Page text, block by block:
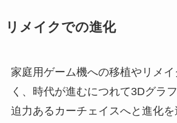
リメイクでの進化
家庭用ゲーム機への移植やリメ
く、時代が進むにつれて3Dグラ
迫力あるカーチェイスへと進化を